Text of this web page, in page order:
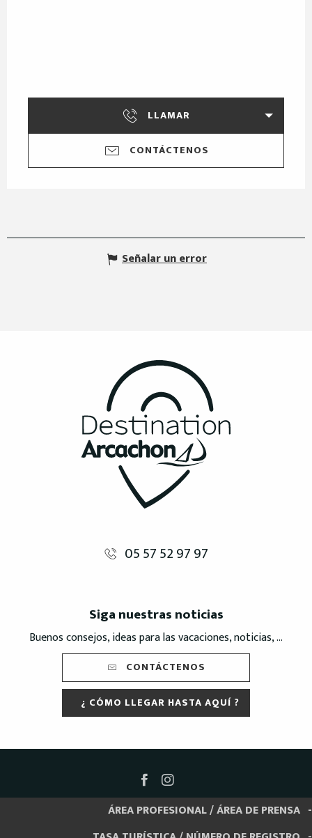
LLAMAR
CONTÁCTENOS
Señalar un error
05 57 52 97 97
Siga nuestras noticias
Buenos consejos, ideas para las vacaciones, noticias, ...
CONTÁCTENOS
¿ CÓMO LLEGAR HASTA AQUÍ ?
ÁREA PROFESIONAL / ÁREA DE PRENSA